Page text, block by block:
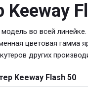
Keeway
во всей
цветовая гамма
других
Keeway Flash 50